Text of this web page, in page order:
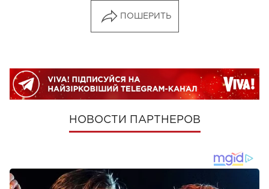
ПОШЕРИТЬ
НОВОСТИ ПАРТНЕРОВ